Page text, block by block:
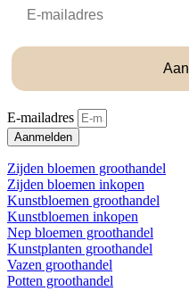
E-mailadres
Aanmelden
Zijden bloemen groothandel
Zijden bloemen inkopen
Kunstbloemen groothandel
Kunstbloemen inkopen
Nep bloemen groothandel
Kunstplanten groothandel
Vazen groothandel
Potten groothandel